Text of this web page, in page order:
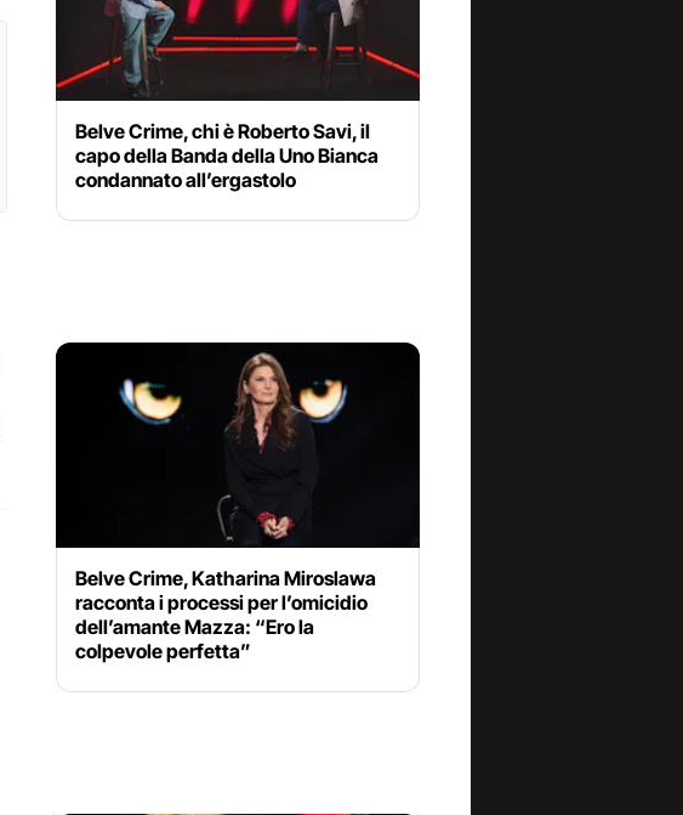
Belve Crime, chi è Roberto Savi, il
capo della Banda della Uno Bianca
condannato all’ergastolo
Belve Crime, Katharina Miroslawa
racconta i processi per l’omicidio
dell’amante Mazza: “Ero la
colpevole perfetta”